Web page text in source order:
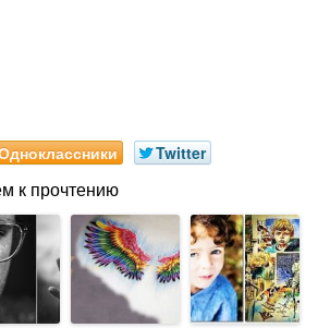
Twitter
к прочтению